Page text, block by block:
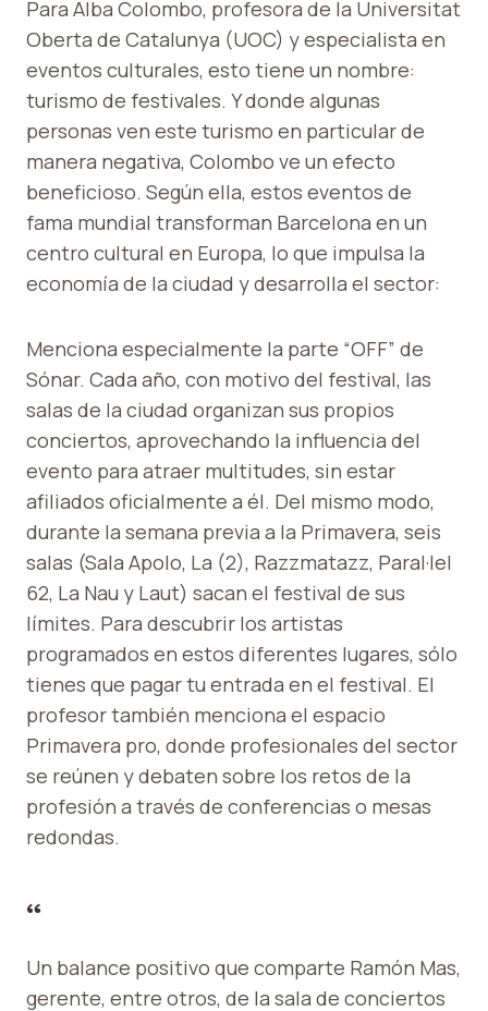
Para Alba Colombo, profesora de la Universitat
Oberta de Catalunya (UOC) y especialista en
eventos culturales, esto tiene un nombre:
turismo de festivales. Y donde algunas
personas ven este turismo en particular de
manera negativa, Colombo ve un efecto
beneficioso. Según ella, estos eventos de
fama mundial transforman Barcelona en un
centro cultural en Europa, lo que impulsa la
economía de la ciudad y desarrolla el sector:
Menciona especialmente la parte “OFF” de
Sónar. Cada año, con motivo del festival, las
salas de la ciudad organizan sus propios
conciertos, aprovechando la influencia del
evento para atraer multitudes, sin estar
afiliados oficialmente a él. Del mismo modo,
durante la semana previa a la Primavera, seis
salas (Sala Apolo, La (2), Razzmatazz, Paral·lel
62, La Nau y Laut) sacan el festival de sus
límites. Para descubrir los artistas
programados en estos diferentes lugares, sólo
tienes que pagar tu entrada en el festival. El
profesor también menciona el espacio
Primavera pro, donde profesionales del sector
se reúnen y debaten sobre los retos de la
profesión a través de conferencias o mesas
redondas.
“
Un balance positivo que comparte Ramón Mas,
gerente, entre otros, de la sala de conciertos